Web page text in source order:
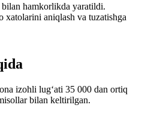
hamkorlikda yaratildi.
xatolarini aniqlash va tuzatishga
izohli lug‘ati 35 000 dan ortiq
bilan keltirilgan.